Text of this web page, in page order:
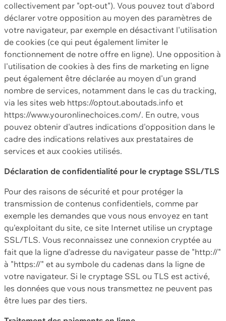
collectivement par "opt-out"). Vous pouvez tout d'abord
déclarer votre opposition au moyen des paramètres de
votre navigateur, par exemple en désactivant l'utilisation
de cookies (ce qui peut également limiter le
fonctionnement de notre offre en ligne). Une opposition à
l'utilisation de cookies à des fins de marketing en ligne
peut également être déclarée au moyen d'un grand
nombre de services, notamment dans le cas du tracking,
via les sites web https://optout.aboutads.info et
https://www.youronlinechoices.com/. En outre, vous
pouvez obtenir d'autres indications d'opposition dans le
cadre des indications relatives aux prestataires de
services et aux cookies utilisés.
Déclaration de confidentialité pour le cryptage SSL/TLS
Pour des raisons de sécurité et pour protéger la
transmission de contenus confidentiels, comme par
exemple les demandes que vous nous envoyez en tant
qu'exploitant du site, ce site Internet utilise un cryptage
SSL/TLS. Vous reconnaissez une connexion cryptée au
fait que la ligne d'adresse du navigateur passe de "http://"
à "https://" et au symbole du cadenas dans la ligne de
votre navigateur. Si le cryptage SSL ou TLS est activé,
les données que vous nous transmettez ne peuvent pas
être lues par des tiers.